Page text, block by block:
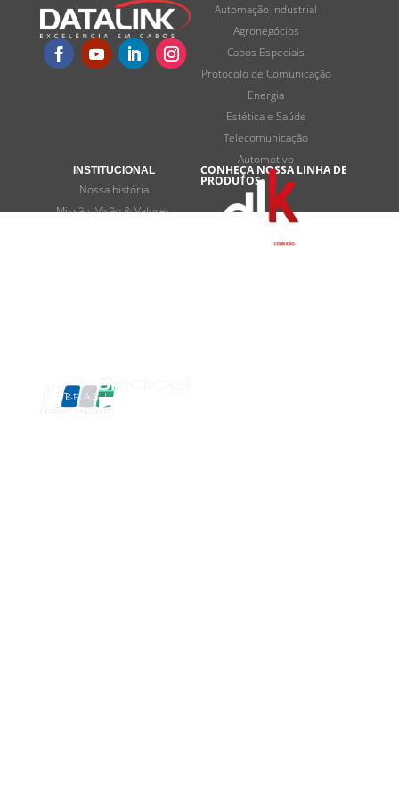
Automação Industrial
Agronegócios
Cabos Especiais
Protocolo de Comunicação
Energia
Estética e Saúde
Telecomunicação
Automotivo
INSTITUCIONAL
Nossa história
Missão, Visão & Valores
CONHEÇA NOSSA LINHA DE
PRODUTOS: